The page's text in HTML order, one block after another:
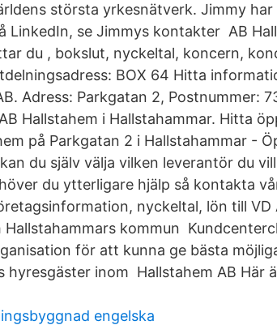
största yrkesnätverk. Jimmy
LinkedIn, se Jimmys kontakter AB
du , bokslut, nyckeltal, koncern,
BOX 64 Hitta
Adress: Parkgatan 2, Postnummer:
Hallstahem i Hallstahammar. Hitta
på Parkgatan 2 i Hallstahammar -
du själv välja vilken leverantör du
du ytterligare hjälp så kontakta
nyckeltal, lön till VD
Hallstahammars kommun
för att kunna ge bästa
hyresgäster inom Hallstahem AB Här
engelska